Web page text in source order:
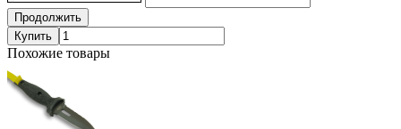
Продолжить
Купить
Похожие товары